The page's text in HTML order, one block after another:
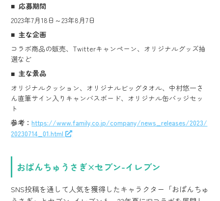
応募期間
2023年7月18日～23年8月7日
主な企画
コラボ商品の販売、Twitterキャンペーン、オリジナルグッズ抽
選など
主な景品
オリジナルクッション、オリジナルビッグタオル、中村悠一さ
ん直筆サイン入りキャンバスボード、オリジナル缶バッジセッ
ト
参考：https://www.family.co.jp/company/news_releases/2023/
20230714_01.html
おぱんちゅうさぎ×セブン-イレブン
SNS投稿を通して人気を獲得したキャラクター「おぱんちゅ